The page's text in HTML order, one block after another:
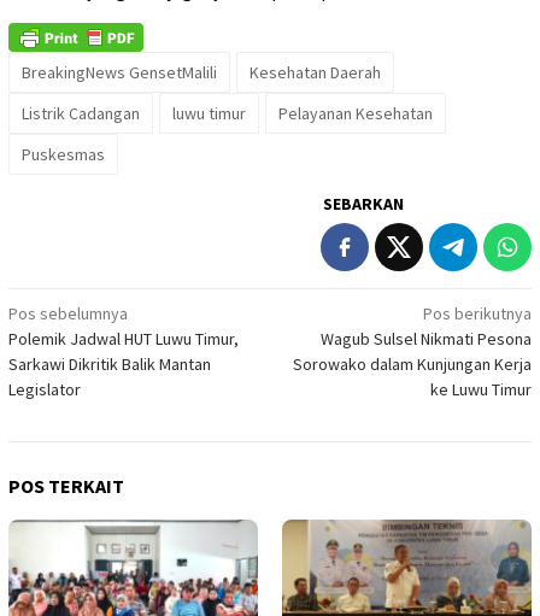
BreakingNews GensetMalili
Kesehatan Daerah
Listrik Cadangan
luwu timur
Pelayanan Kesehatan
Puskesmas
SEBARKAN
Navigasi
pos
Pos sebelumnya
Polemik Jadwal HUT Luwu Timur,
Sarkawi Dikritik Balik Mantan
Legislator
Pos berikutnya
Wagub Sulsel Nikmati Pesona
Sorowako dalam Kunjungan Kerja
ke Luwu Timur
POS TERKAIT